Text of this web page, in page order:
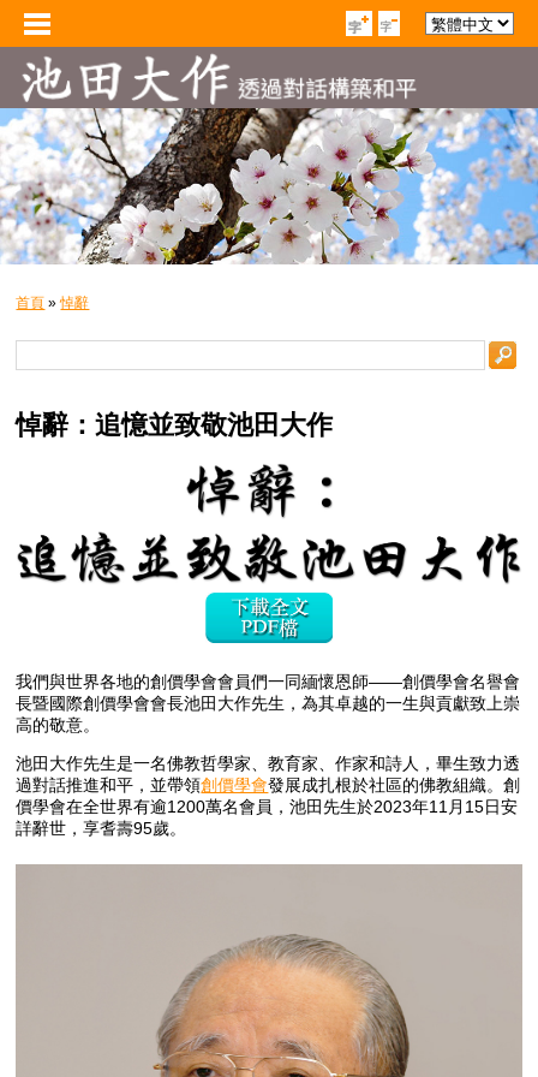
首頁 »悼辭
悼辭：追憶並致敬池田大作
我們與世界各地的創價學會會員們一同緬懷恩師——創價學會名譽會
長暨國際創價學會會長池田大作先生，為其卓越的一生與貢獻致上崇
高的敬意。
池田大作先生是一名佛教哲學家、教育家、作家和詩人，畢生致力透
過對話推進和平，並帶領創價學會發展成扎根於社區的佛教組織。創
價學會在全世界有逾1200萬名會員，池田先生於2023年11月15日安
詳辭世，享耆壽95歲。